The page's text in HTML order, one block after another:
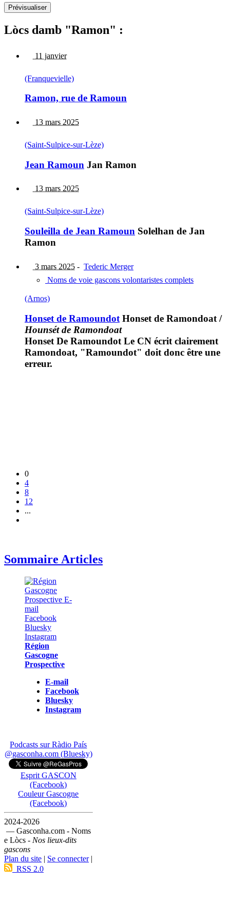
Lòcs damb "Ramon" :
11 janvier
(Franquevielle)
Ramon, rue de Ramoun
13 mars 2025
(Saint-Sulpice-sur-Lèze)
Jean Ramoun Jan Ramon
13 mars 2025
(Saint-Sulpice-sur-Lèze)
Souleilla de Jean Ramoun Solelhan de Jan
Ramon
3 mars 2025 - Tederic Merger
Noms de voie gascons volontaristes complets
(Arnos)
Honset de Ramoundot Honset de Ramondoat /
Hounsét de Ramondoat
Honset De Ramoundot Le CN écrit clairement
Ramondoat, "Ramoundot" doit donc être une
erreur.
0
4
8
12
...
Sommaire Articles
Région
Gascogne
Prospective
E-mail
Facebook
Bluesky
Instagram
Podcasts sur Ràdio País
@gasconha.com (Bluesky)
Esprit GASCON
(Facebook)
Couleur Gascogne
(Facebook)
2024-2026
— Gasconha.com - Noms
e Lòcs - Nos lieux-dits
gascons
Plan du site | Se connecter|
RSS 2.0